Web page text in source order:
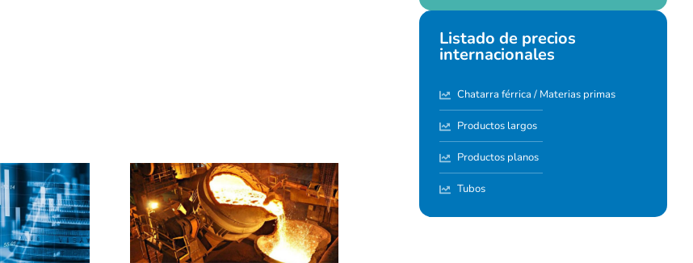
Listado de precios
internacionales
Chatarra férrica / Materias primas
Productos largos
Productos planos
Tubos